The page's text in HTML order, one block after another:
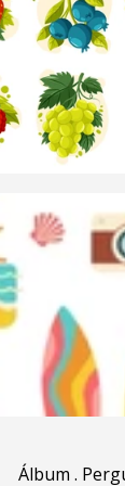
Álbum .